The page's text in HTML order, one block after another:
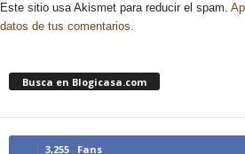
Este sitio usa Akismet para reducir el spam.
datos de tus comentarios.
Busca en Blogicasa.com
3,255 Fans